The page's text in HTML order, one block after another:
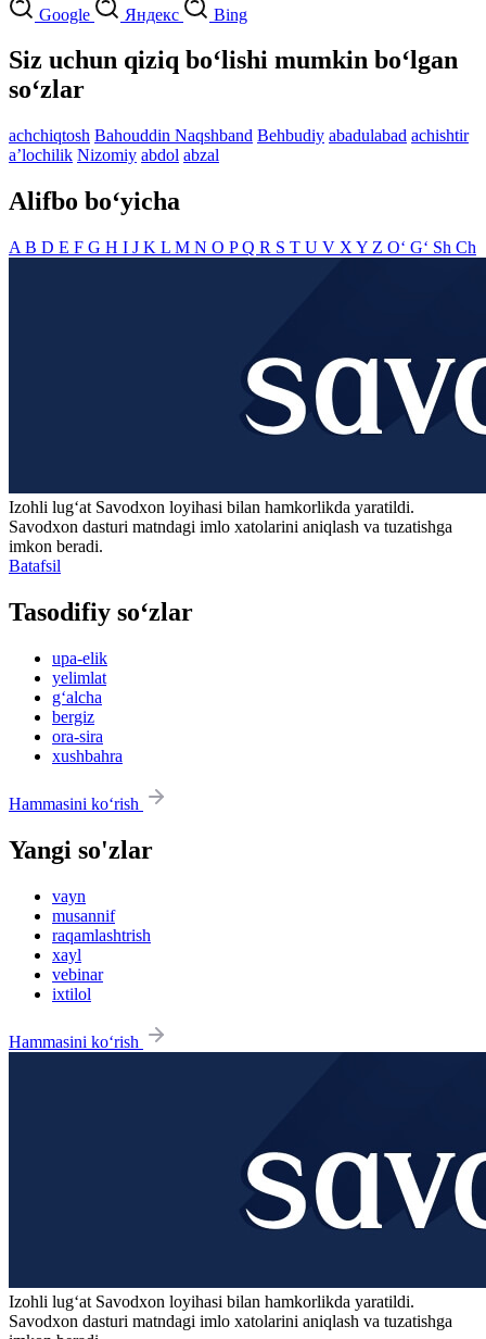
Google Яндекс Bing
Siz uchun qiziq bo‘lishi mumkin bo‘lgan
so‘zlar
achchiqtosh Bahouddin Naqshband Behbudiy abadulabad achishtir
aʼlochilik Nizomiy abdol abzal
Alifbo bo‘yicha
A B D E F G H I J K L M N O PQ R S T U V X Y Z O‘ G‘ Sh Ch
Izohli lugʻat Savodxon loyihasi bilan hamkorlikda yaratildi.
Savodxon dasturi matndagi imlo xatolarini aniqlash va tuzatishga
imkon beradi.
Batafsil
Tasodifiy so‘zlar
upa-elik
yelimlat
g‘alcha
bergiz
ora-sira
xushbahra
Hammasini ko‘rish
Yangi so'zlar
vayn
musannif
raqamlashtrish
xayl
vebinar
ixtilol
Hammasini ko‘rish
Izohli lugʻat Savodxon loyihasi bilan hamkorlikda yaratildi.
Savodxon dasturi matndagi imlo xatolarini aniqlash va tuzatishga